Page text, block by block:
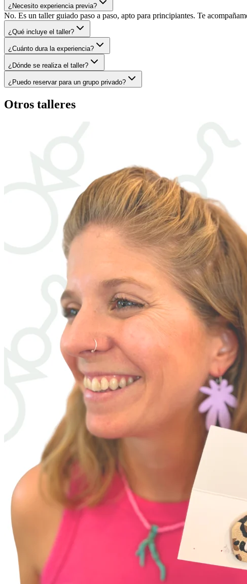
¿Necesito experiencia previa?
No. Es un taller guiado paso a paso, apto para principiantes. Te
¿Qué incluye el taller?
¿Cuánto dura la experiencia?
¿Dónde se realiza el taller?
¿Puedo reservar para un grupo privado?
Otros talleres